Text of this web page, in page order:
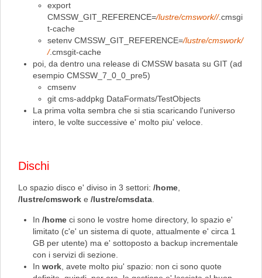
export
CMSSW_GIT_REFERENCE=/lustre/cmswork//.cmsgi
t-cache
setenv CMSSW_GIT_REFERENCE=/lustre/cmswork/
/.cmsgit-cache
poi, da dentro una release di CMSSW basata su GIT (ad
esempio CMSSW_7_0_0_pre5)
cmsenv
git cms-addpkg DataFormats/TestObjects
La prima volta sembra che si stia scaricando l'universo
intero, le volte successive e' molto piu' veloce.
Dischi
Lo spazio disco e' diviso in 3 settori: /home
/lustre/cmswork e /lustre/cmsdata
In /home ci sono le vostre home directory, lo spazio e'
limitato (c'e' un sistema di quote, attualmente e' circa 1
GB per utente) ma e' sottoposto a backup incrementale
con i servizi di sezione.
In work , avete molto piu' spazio: non ci sono quote